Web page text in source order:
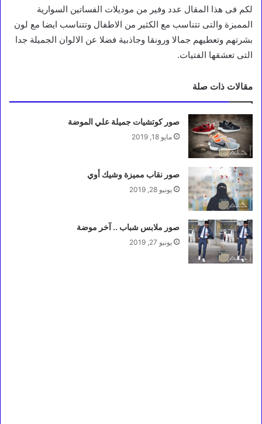
لكم فى هذا المقال عدد وفير من موديلات الفساتين السوارية
المميزة والتى تتناسب مع الكثير من الاطفال وتتناسب ايضا مع لون
بشرتهم وتعطيهم جمالا ورونقا وجاذبية فضلا عن الالوان الجميلة جدا
التى تعشقها الفتيات.
مقالات ذات صلة
صور كوتشيات جميلة علي الموضة
مايو 18, 2019
صور نقاب مميزة وشيك أوي
يونيو 28, 2019
صور ملابس شباب .. آخر موضة
يونيو 27, 2019